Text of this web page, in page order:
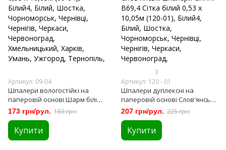
Артикул: 09-04
Шпалери вологостійкі на
паперовій основі Шарм білі
0,53 х 10,05м (09-04)
173 грн/рул. 183 грн
Купити
3
Артикул: 120 - 01
Шпалери дуплексні на
паперовій основі Слов'янські
шпалери Gracia В69,4 Сітка
білий 0,53 х 10,05м (120-01)
207 грн/рул. 225 грн
Купити